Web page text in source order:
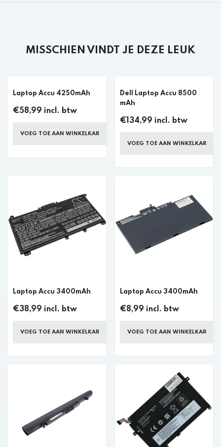
MISSCHIEN VINDT JE DEZE LEUK
Laptop Accu 4250mAh
€58,99 incl. btw
VOEG TOE AAN WINKELKAR
Dell Laptop Accu 8500
mAh
€134,99 incl. btw
VOEG TOE AAN WINKELKAR
Laptop Accu 3400mAh
€38,99 incl. btw
VOEG TOE AAN WINKELKAR
Laptop Accu 3400mAh
€8,99 incl. btw
VOEG TOE AAN WINKELKAR